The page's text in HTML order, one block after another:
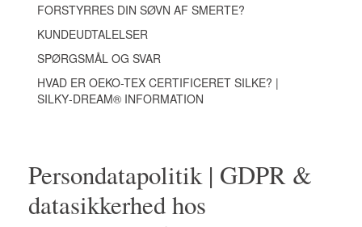
FORSTYRRES DIN SØVN AF SMERTE?
KUNDEUDTALELSER
SPØRGSMÅL OG SVAR
HVAD ER OEKO-TEX CERTIFICERET SILKE? |
SILKY‑DREAM® INFORMATION
Persondatapolitik | GDPR &
datasikkerhed hos